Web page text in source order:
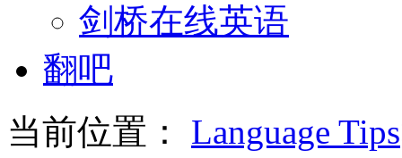
剑桥在线英语
翻吧
当前位置： Language Tips